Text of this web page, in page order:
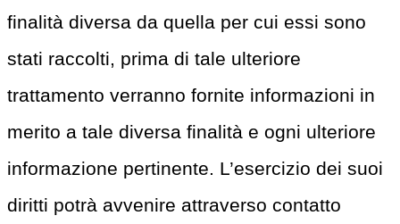
finalità diversa da quella per cui essi sono
stati raccolti, prima di tale ulteriore
trattamento verranno fornite informazioni in
merito a tale diversa finalità e ogni ulteriore
informazione pertinente. L’esercizio dei suoi
diritti potrà avvenire attraverso contatto